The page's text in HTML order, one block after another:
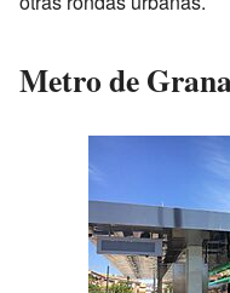
Metro de